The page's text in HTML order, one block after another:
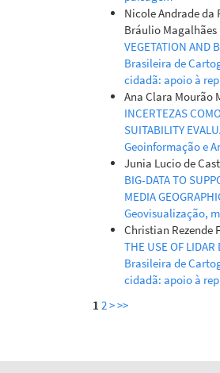
Nicole Andrade da
Bráulio Magalhães
VEGETATION AND
Brasileira de
cidadã: apoio à
Ana Clara Mourão
INCERTEZAS
SUITABILITY
Geoinformação e
Junia Lucio de
BIG-DATA TO
MEDIA
Geovisualização,
Christian Rezende
THE USE OF LIDAR
Brasileira de
cidadã: apoio à
1 2>>>